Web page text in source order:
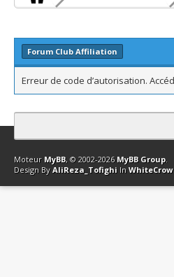
Forum Club Affiliation
Erreur de code d’autorisation.
Contact Club Affiliation
Moteur MyBB, © 2002-2026 MyBB Group.
Design By AliReza_Tofighi In